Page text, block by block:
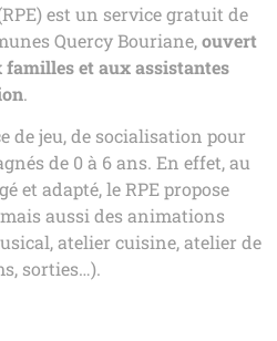
est un service gratuit de
Quercy Bouriane,ouvert
et aux assistantes
.
de jeu, de socialisation pour
de 0 à 6 ans. En effet, au
et adapté, le RPE propose
aussi des animations
atelier cuisine, atelier de
sorties…).